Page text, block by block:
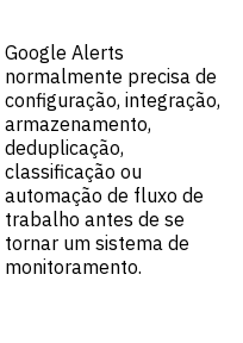
Google Alerts
normalmente precisa de
configuração, integração,
armazenamento,
deduplicação,
classificação ou
automação de fluxo de
trabalho antes de se
tornar um sistema de
monitoramento.